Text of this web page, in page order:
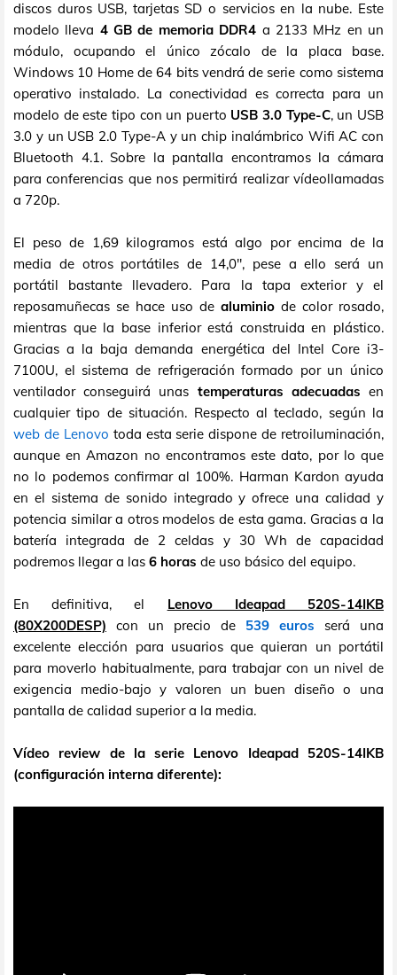
discos duros USB, tarjetas SD o servicios en la nube. Este
modelo lleva 4 GB de memoria DDR4 a 2133 MHz en un
módulo, ocupando el único zócalo de la placa base.
Windows 10 Home de 64 bits vendrá de serie como sistema
operativo instalado. La conectividad es correcta para un
modelo de este tipo con un puerto USB 3.0 Type-C, un USB
3.0 y un USB 2.0 Type-A y un chip inalámbrico Wifi AC con
Bluetooth 4.1. Sobre la pantalla encontramos la cámara
para conferencias que nos permitirá realizar vídeollamadas
a 720p.
El peso de 1,69 kilogramos está algo por encima de la
media de otros portátiles de 14,0", pese a ello será un
portátil bastante llevadero. Para la tapa exterior y el
reposamuñecas se hace uso de aluminio de color rosado,
mientras que la base inferior está construida en plástico.
Gracias a la baja demanda energética del Intel Core i3-
7100U, el sistema de refrigeración formado por un único
ventilador conseguirá unas temperaturas adecuadas en
cualquier tipo de situación. Respecto al teclado, según la
web de Lenovo toda esta serie dispone de retroiluminación,
aunque en Amazon no encontramos este dato, por lo que
no lo podemos confirmar al 100%. Harman Kardon ayuda
en el sistema de sonido integrado y ofrece una calidad y
potencia similar a otros modelos de esta gama. Gracias a la
batería integrada de 2 celdas y 30 Wh de capacidad
podremos llegar a las 6 horas de uso básico del equipo.
En definitiva, el Lenovo Ideapad 520S-14IKB
(80X200DESP) con un precio de 539 euros será una
excelente elección para usuarios que quieran un portátil
para moverlo habitualmente, para trabajar con un nivel de
exigencia medio-bajo y valoren un buen diseño o una
pantalla de calidad superior a la media.
Vídeo review de la serie Lenovo Ideapad 520S-14IKB
(configuración interna diferente):